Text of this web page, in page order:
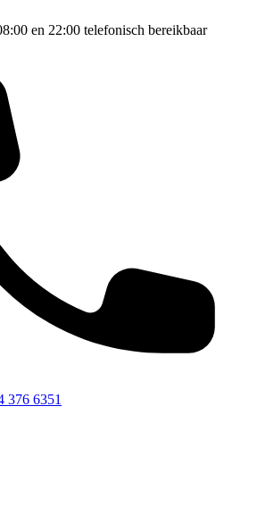
en 22:00 telefonisch bereikbaar
376 6351